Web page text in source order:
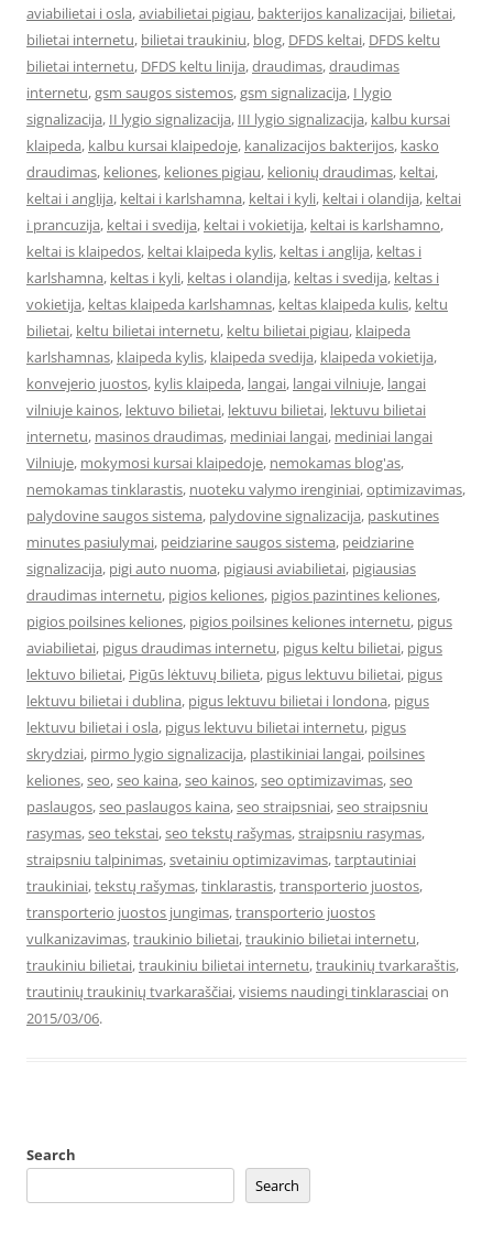
aviabilietai i osla,aviabilietai pigiau, bakterijos kanalizacijai, bilietai,
bilietai internetu, bilietai traukiniu, blog, DFDS keltai, DFDS keltu
bilietai internetu, DFDS keltu linija,draudimas,draudimas
internetu,gsm saugos sistemos,gsm signalizacija, I lygio
signalizacija, II lygio signalizacija, III lygio signalizacija, kalbu kursai
klaipeda, kalbu kursai klaipedoje, kanalizacijos bakterijos, kasko
draudimas, keliones, keliones pigiau, kelionių draudimas, keltai,
keltai i anglija, keltai i karlshamna, keltai i kyli, keltai i olandija, keltai
i prancuzija, keltai i svedija, keltai i vokietija, keltai is karlshamno,
keltai is klaipedos, keltai klaipeda kylis, keltas i anglija, keltas i
karlshamna, keltas i kyli, keltas i olandija, keltas i svedija, keltas i
vokietija, keltas klaipeda karlshamnas, keltas klaipeda kulis, keltu
bilietai, keltu bilietai internetu, keltu bilietai pigiau, klaipeda
karlshamnas, klaipeda kylis, klaipeda svedija, klaipeda vokietija,
konvejerio juostos, kylis klaipeda, langai, langai vilniuje, langai
vilniuje kainos, lektuvo bilietai, lektuvu bilietai, lektuvu bilietai
internetu, masinos draudimas, mediniai langai, mediniai langai
Vilniuje, mokymosi kursai klaipedoje, nemokamas blog'as,
nemokamas tinklarastis, nuoteku valymo irenginiai,optimizavimas,
palydovine saugos sistema, palydovine signalizacija, paskutines
minutes pasiulymai, peidziarine saugos sistema, peidziarine
signalizacija, pigi auto nuoma, pigiausi aviabilietai, pigiausias
draudimas internetu, pigios keliones, pigios pazintines keliones,
pigios poilsines keliones, pigios poilsines keliones internetu, pigus
aviabilietai, pigus draudimas internetu, pigus keltu bilietai, pigus
lektuvo bilietai, Pigūs lėktuvų bilieta, pigus lektuvu bilietai, pigus
lektuvu bilietai i dublina, pigus lektuvu bilietai i londona, pigus
lektuvu bilietai i osla, pigus lektuvu bilietai internetu, pigus
skrydziai, pirmo lygio signalizacija, plastikiniai langai, poilsines
keliones,seo,seo kaina,seo kainos,seo optimizavimas,seo
paslaugos,seo paslaugos kaina,seo straipsniai,seo straipsniu
rasymas,seo tekstai,seo tekstų rašymas,straipsniu rasymas,
straipsniu talpinimas,svetainiu optimizavimas,tarptautiniai
traukiniai,tekstų rašymas,tinklarastis,transporterio juostos,
transporterio juostos jungimas,transporterio juostos
vulkanizavimas,traukinio bilietai,traukinio bilietai internetu,
traukiniu bilietai,traukiniu bilietai internetu,traukinių tvarkaraštis,
trautinių traukinių tvarkaraščiai,visiems naudingi tinklarasciaion
2015/03/06.
Search
Search